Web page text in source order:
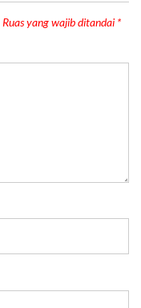
Ruas yang wajib ditandai *